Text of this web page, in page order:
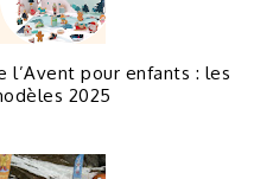
l’Avent pour enfants : les
2025